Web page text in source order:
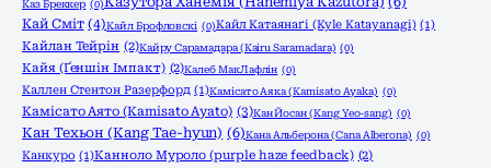
Каз Бреккер (0)
Кай Сміт (4)Кайл Брофловскі (0)Кайл Катаянаґі (Kyle Katayanagi) (1)
Кайлан Тейрін (2)Кайру Сарамадара (Kairu Saramadara) (0)
Кайя (Ґеншін Імпакт) (2)Калеб МакЛафлін (0)
Каллен Стентон Разерфорд (1)Камісато Аяка (Kamisato Ayaka) (0)
Камісато Аято (Kamisato Ayato) (3)Кан Йосан (Kang Yeo-sang) (0)
Кан Техьон (Kang Tae-hyun) (6)Кана Альберона (Cana Alberona) (0)
Канкуро (1)Канноло Муроло (purple haze feedback) (2)